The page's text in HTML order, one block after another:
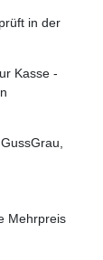
in der
Kasse -
Mehrpreis